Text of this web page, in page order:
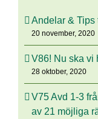
Andelar &
20 november, 2020
V86! Nu ska vi
28 oktober, 2020
V75 Avd 1-3
av 21 möjliga